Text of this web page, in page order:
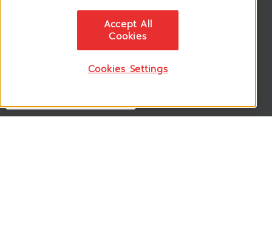
ติดตามอัพเดทข่าวสาร, โปรโมชั่น, สินค้าราคาพิเศษ ได้ก่อนใคร
Accept All
Cookies
Cookies Settings